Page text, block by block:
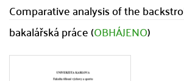
Comparative analysis of the
bakalářská práce (OBHÁJENO)